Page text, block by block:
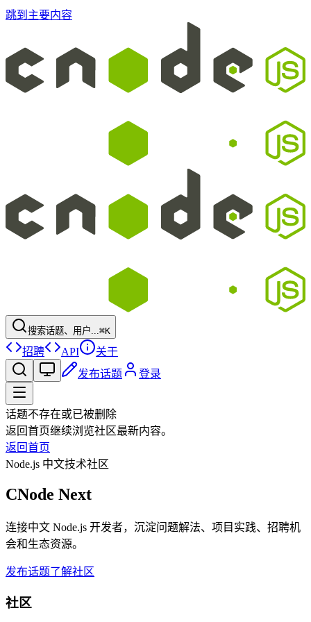
跳到主要内容
搜索话题、用户...⌘K
招聘 API
关于
发布话题
登录
话题不存在或已被删除
返回首页继续浏览社区最新内容。
返回首页
Node.js 中文技术社区
CNode Next
连接中文 Node.js 开发者，沉淀问题解法、项目实践、招聘机
会和生态资源。
发布话题了解社区
社区